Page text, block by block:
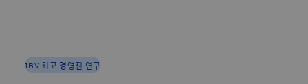
IBV 최고 경영진 연구